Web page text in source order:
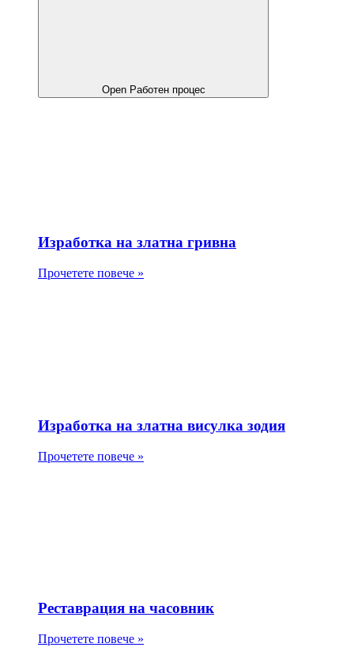
Open Работен процес
Изработка на златна гривна
Прочетете повече »
Изработка на златна висулка зодия
Прочетете повече »
Реставрация на часовник
Прочетете повече »